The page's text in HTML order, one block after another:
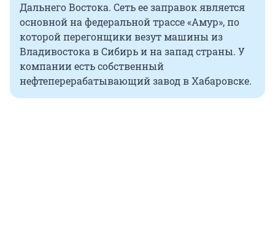
Дальнего Востока. Сеть ее заправок является
основной на федеральной трассе «Амур», по
которой перегонщики везут машины из
Владивостока в Сибирь и на запад страны. У
компании есть собственный
нефтеперерабатывающий завод в Хабаровске.